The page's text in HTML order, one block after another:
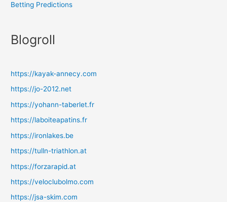
Betting Predictions
Blogroll
https://kayak-annecy.com
https://jo-2012.net
https://yohann-taberlet.fr
https://laboiteapatins.fr
https://ironlakes.be
https://tulln-triathlon.at
https://forzarapid.at
https://veloclubolmo.com
https://jsa-skim.com